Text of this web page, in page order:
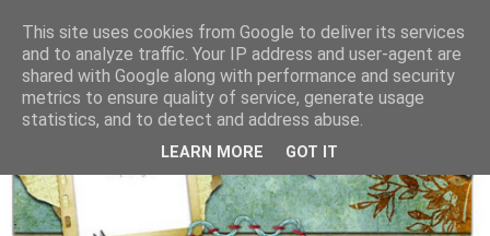
This site uses cookies from Google to deliver its services
and to analyze traffic. Your IP address and user-agent are
shared with Google along with performance and security
metrics to ensure quality of service, generate usage
statistics, and to detect and address abuse.
LEARN MORE GOT IT